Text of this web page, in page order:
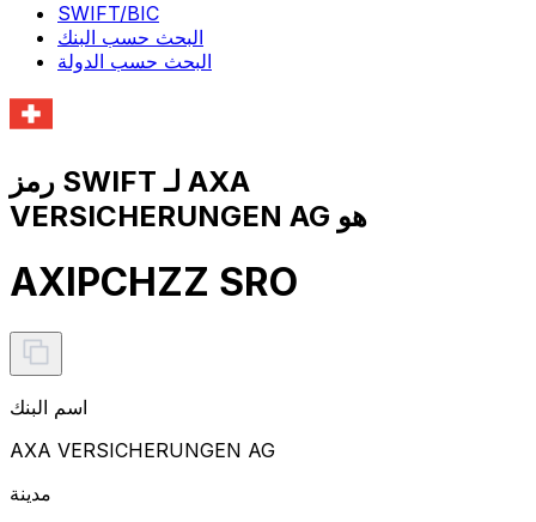
SWIFT/BIC
البحث حسب البنك
البحث حسب الدولة
رمز SWIFT لـ AXA
VERSICHERUNGEN AG هو
AXIPCHZZ SRO
اسم البنك
AXA VERSICHERUNGEN AG
مدينة